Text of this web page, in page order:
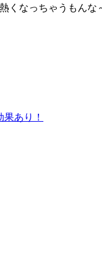
なっちゃうもんな
あり！